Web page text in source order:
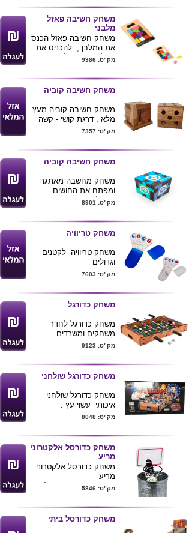
ע"ג המוצר
משחק חשיבה פאזל
מלבני
משחק חשיבה פאזל הכנס
את המלבן , להכניס את
המלבן השחור לתוך סבך
ניתן להדפיס לוגו ע"ג
המלבן .
לרכישת מוצר
זה בכמויות
בודדות ומשלוח
עד הב
כאן
מק"ט: 9386
משחק חשיבה קוביה
משחק חשיבה קוביה מעץ
מלא , דרגת קושי - קשה
המוצר
מק"ט: 7357
משחק חשיבה קוביה
משחק מחשבה מאתגר
ומפתח את החושים
"פאזל" בצורת קוביה
אריזת המוצר בשקית צלופן
ניתן למתג את כל ששת
הפיאות עם לוגו ועיצוב של
החברה בצבעוני
4X4X4
מק"ט: 8901
משחק טריוויה
משחק טריוויה לקטנים
וגדולים
מכיל 164 שאלות במגוון
תשובות בגב הכרטיסים
מידות -26*5.8*16
מק"ט: 7603
משחק כדורגל
משחק כדורגל לחדר
משחקים ומשרדים
50X30
בלוגו חברה
מק"ט: 9123
משחק כדורגל שולחני
משחק כדורגל שולחני
איכותי עשוי עץ .
מידות : 51X51X10 ס"מ
ע"ג המוצר
מגיע מפורק .
מק"ט: 8048
משחק כדורסל אלקטרוני
מריע
משחק כדורסל אלקטרוני
מריע
המשחק נתפס עם קליפס
מק"ט: 5846
משחק כדורסל ביתי